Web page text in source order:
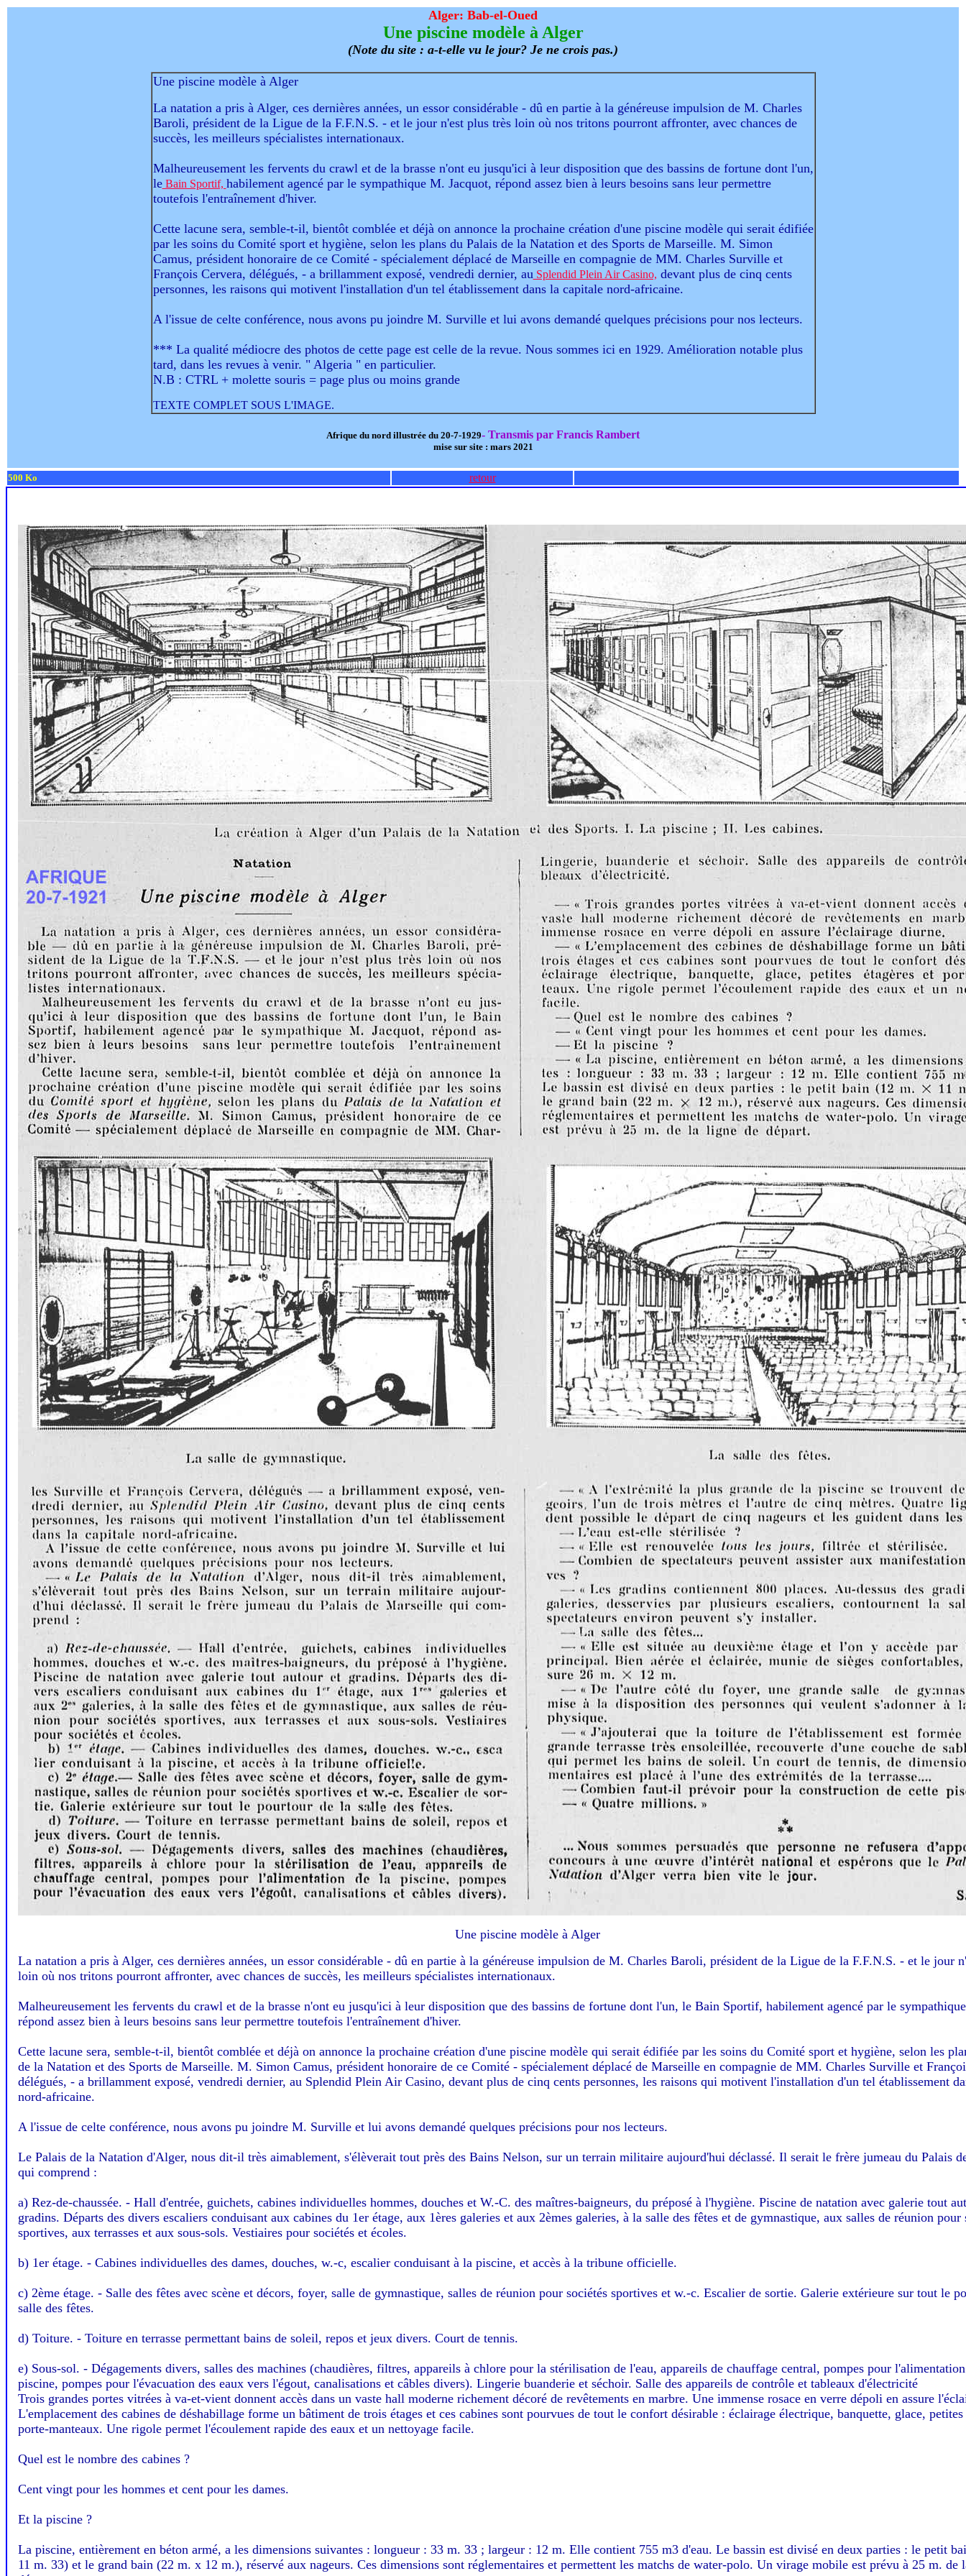
Alger: Bab-el-Oued
Une piscine modèle à Alger
(Note du site : a-t-elle vu le jour? Je ne crois pas.)
Une piscine modèle à Alger
La natation a pris à Alger, ces dernières années, un essor considérable - dû en partie à la généreuse impulsion de M. Charles
Baroli, président de la Ligue de la F.F.N.S. - et le jour n'est plus très loin où nos tritons pourront affronter, avec chances de
succès, les meilleurs spécialistes internationaux.
Malheureusement les fervents du crawl et de la brasse n'ont eu jusqu'ici à leur disposition que des bassins de fortune dont l'un,
leBain Sportif, habilement agencé par le sympathique M. Jacquot, répond assez bien à leurs besoins sans leur permettre
toutefois l'entraînement d'hiver.
Cette lacune sera, semble-t-il, bientôt comblée et déjà on annonce la prochaine création d'une piscine modèle qui serait édifiée
par les soins du Comité sport et hygiène, selon les plans du Palais de la Natation et des Sports de Marseille. M. Simon
Camus, président honoraire de ce Comité - spécialement déplacé de Marseille en compagnie de MM. Charles Surville et
François Cervera, délégués, - a brillamment exposé, vendredi dernier, au Splendid Plein Air Casino, devant plus de cinq cents
personnes, les raisons qui motivent l'installation d'un tel établissement dans la capitale nord-africaine.
A l'issue de celte conférence, nous avons pu joindre M. Surville et lui avons demandé quelques précisions pour nos lecteurs.
*** La qualité médiocre des photos de cette page est celle de la revue. Nous sommes ici en 1929. Amélioration notable plus
tard, dans les revues à venir. " Algeria " en particulier.
N.B : CTRL + molette souris = page plus ou moins grande
TEXTE COMPLET SOUS L'IMAGE.
Afrique du nord illustrée du 20-7-1929- Transmis par Francis Rambert
mise sur site : mars 2021
500 Ko retour
Une piscine modèle à Alger
La natation a pris à Alger, ces dernières années, un essor considérable - dû en partie à la généreuse impulsion de M. Charles Baroli, président de la Ligue de la F.F.N.S. - et le jour
loin où nos tritons pourront affronter, avec chances de succès, les meilleurs spécialistes internationaux.
Malheureusement les fervents du crawl et de la brasse n'ont eu jusqu'ici à leur disposition que des bassins de fortune dont l'un, le Bain Sportif, habilement agencé par le
répond assez bien à leurs besoins sans leur permettre toutefois l'entraînement d'hiver.
Cette lacune sera, semble-t-il, bientôt comblée et déjà on annonce la prochaine création d'une piscine modèle qui serait édifiée par les soins du Comité sport et hygiène, selon les
de la Natation et des Sports de Marseille. M. Simon Camus, président honoraire de ce Comité - spécialement déplacé de Marseille en compagnie de MM. Charles Surville et
délégués, - a brillamment exposé, vendredi dernier, au Splendid Plein Air Casino, devant plus de cinq cents personnes, les raisons qui motivent l'installation d'un tel établissement
nord-africaine.
A l'issue de celte conférence, nous avons pu joindre M. Surville et lui avons demandé quelques précisions pour nos lecteurs.
Le Palais de la Natation d'Alger, nous dit-il très aimablement, s'élèverait tout près des Bains Nelson, sur un terrain militaire aujourd'hui déclassé. Il serait le frère jumeau du Palais
qui comprend :
a) Rez-de-chaussée. - Hall d'entrée, guichets, cabines individuelles hommes, douches et W.-C. des maîtres-baigneurs, du préposé à l'hygiène. Piscine de natation avec galerie tout
gradins. Départs des divers escaliers conduisant aux cabines du 1er étage, aux 1ères galeries et aux 2èmes galeries, à la salle des fêtes et de gymnastique, aux salles de réunion pour
sportives, aux terrasses et aux sous-sols. Vestiaires pour sociétés et écoles.
b) 1er étage. - Cabines individuelles des dames, douches, w.-c, escalier conduisant à la piscine, et accès à la tribune officielle.
c) 2ème étage. - Salle des fêtes avec scène et décors, foyer, salle de gymnastique, salles de réunion pour sociétés sportives et w.-c. Escalier de sortie. Galerie extérieure sur tout le
salle des fêtes.
d) Toiture. - Toiture en terrasse permettant bains de soleil, repos et jeux divers. Court de tennis.
e) Sous-sol. - Dégagements divers, salles des machines (chaudières, filtres, appareils à chlore pour la stérilisation de l'eau, appareils de chauffage central, pompes pour
piscine, pompes pour l'évacuation des eaux vers l'égout, canalisations et câbles divers). Lingerie buanderie et séchoir. Salle des appareils de contrôle et tableaux d'électricité
Trois grandes portes vitrées à va-et-vient donnent accès dans un vaste hall moderne richement décoré de revêtements en marbre. Une immense rosace en verre dépoli en assure
L'emplacement des cabines de déshabillage forme un bâtiment de trois étages et ces cabines sont pourvues de tout le confort désirable : éclairage électrique, banquette, glace, petites
porte-manteaux. Une rigole permet l'écoulement rapide des eaux et un nettoyage facile.
Quel est le nombre des cabines ?
Cent vingt pour les hommes et cent pour les dames.
Et la piscine ?
La piscine, entièrement en béton armé, a les dimensions suivantes : longueur : 33 m. 33 ; largeur : 12 m. Elle contient 755 m3 d'eau. Le bassin est divisé en deux parties : le petit
11 m. 33) et le grand bain (22 m. x 12 m.), réservé aux nageurs. Ces dimensions sont réglementaires et permettent les matchs de water-polo. Un virage mobile est prévu à 25 m. de